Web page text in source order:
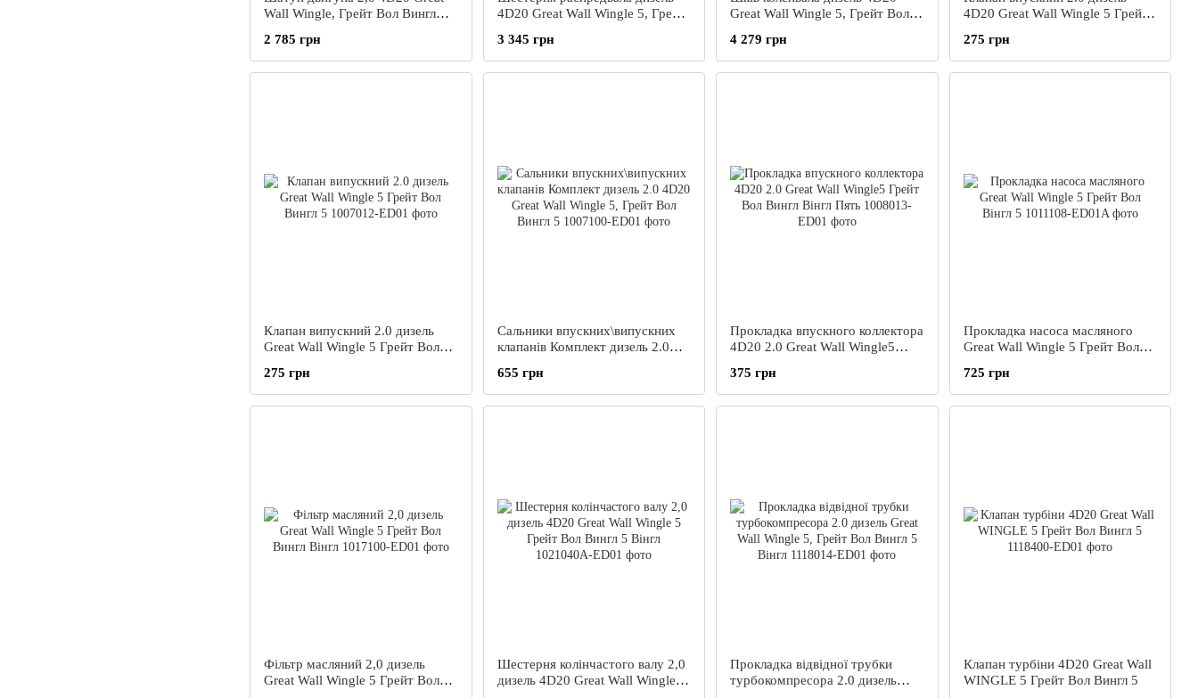
Wall Wingle, Грейт Вол Вингл
2 785 грн
4D20 Great Wall Wingle 5, Грейт
3 345 грн
Great Wall Wingle 5, Грейт Вол
4 279 грн
4D20 Great Wall Wingle 5 Грейт
275 грн
Клапан випускний 2.0 дизель
Great Wall Wingle 5 Грейт Вол
275 грн
Сальники впускних\випускних
клапанів Комплект дизель 2.0
Вол Вингл 5
655 грн
Прокладка впускного коллектора
4D20 2.0 Great Wall Wingle5
375 грн
Прокладка насоса масляного
Great Wall Wingle 5 Грейт Вол
725 грн
Фільтр масляний 2,0 дизель
Great Wall Wingle 5 Грейт Вол
Шестерня колінчастого валу 2,0
дизель 4D20 Great Wall Wingle 5
Прокладка відвідної трубки
турбокомпресора 2.0 дизель
Клапан турбіни 4D20 Great Wall
WINGLE 5 Грейт Вол Вингл 5